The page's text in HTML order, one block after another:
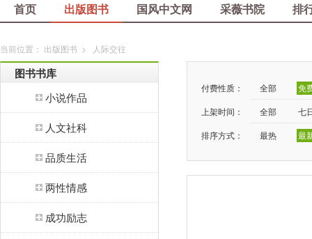
首页 出版图书 国风中文网 采薇书院 排
当前位置： 出版图书 > 人际交往
图书书库
小说作品
人文社科
品质生活
两性情感
成功励志
付费性质： 全部
免
上架时间：
全部
七
排序方式：
最热 最